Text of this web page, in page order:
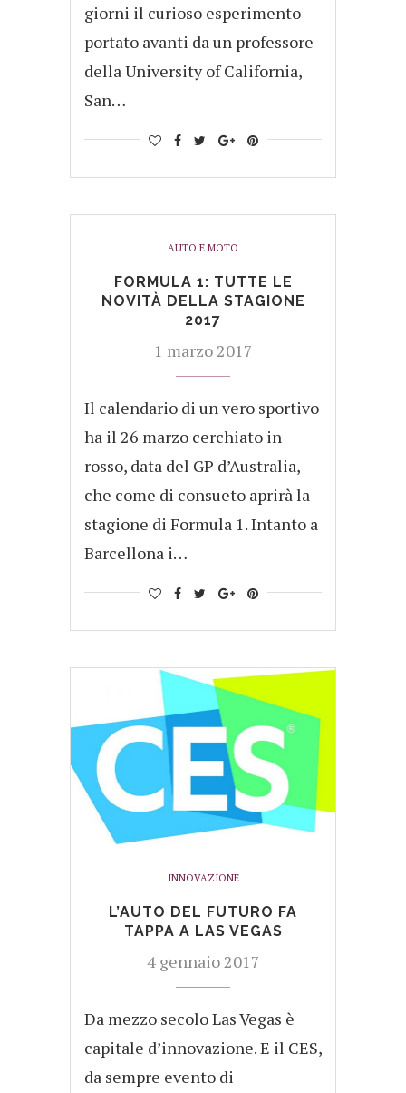
giorni il curioso esperimento
portato avanti da un professore
della University of California,
San…
AUTO E MOTO
FORMULA 1: TUTTE LE
NOVITÀ DELLA STAGIONE
2017
1 marzo 2017
Il calendario di un vero sportivo
ha il 26 marzo cerchiato in
rosso, data del GP d’Australia,
che come di consueto aprirà la
stagione di Formula 1. Intanto a
Barcellona i…
INNOVAZIONE
L’AUTO DEL FUTURO FA
TAPPA A LAS VEGAS
4 gennaio 2017
Da mezzo secolo Las Vegas è
capitale d’innovazione. E il CES,
da sempre evento di